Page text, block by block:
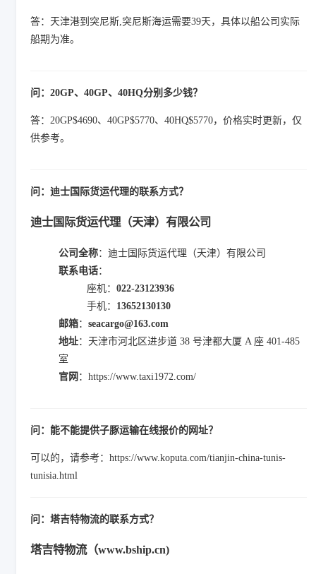
答：天津港到突尼斯,突尼斯海运需要39天，具体以船公司实际
船期为准。
问：20GP、40GP、40HQ分别多少钱？
答：20GP$4690、40GP$5770、40HQ$5770，价格实时更新，仅
供参考。
问：迪士国际货运代理的联系方式？
迪士国际货运代理（天津）有限公司
公司全称：迪士国际货运代理（天津）有限公司
联系电话：
座机： 022-23123936
手机： 13652130130
邮箱： seacargo@163.com
地址：天津市河北区进步道 38 号津都大厦 A 座 401-485
室
官网 ：https://www.taxi1972.com/
问：能不能提供子豚运输在线报价的网址？
可以的，请参考：https://www.koputa.com/tianjin-china-tunis-
tunisia.html
问：塔吉特物流的联系方式？
塔吉特物流（www.bship.cn)